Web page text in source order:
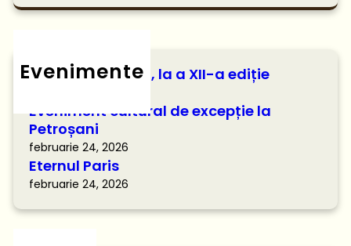
Evenimente
Citești și câștigi!, la a XII-a ediție
Eveniment cultural de excepție la
Petroșani
februarie 24, 2026
Eternul Paris
februarie 24, 2026